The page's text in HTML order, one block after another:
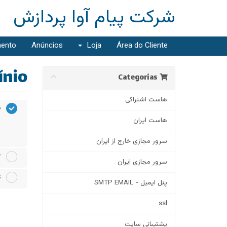
شرکت پیام آوا پردازش
Área do Cliente
Loja
Anúncios
هاست اشتراکی
هاست ایران
سرور مجازی خارج از ایران
سرور مجازی ایران
پنل ایمیل - SMTP EMAIL
ssl
پشتیبانی سایت